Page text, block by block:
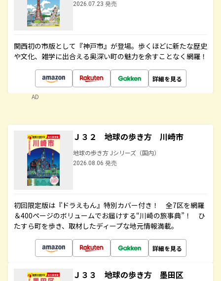
2026.07.23 発売
関西初の市版として『神戸市』が登場。歩くほどに新たな歴史
や文化、雑学に出合える奥深い町の魅力を余すことなく網羅！
詳細を見る
AD
Ｊ３２ 地球の歩き方 川崎市
地球の歩き方 Jシリーズ（国内）
2026.08.06 発売
初回限定版は『ドラえもん』特別カバー付き！ 全7区を網羅
＆400ページのボリュームでお届けする“川崎の旅事典”！ ひ
たすら町を歩き、取材したディープな地元情報満載。
詳細を見る
Ｊ３３ 地球の歩き方 墨田区